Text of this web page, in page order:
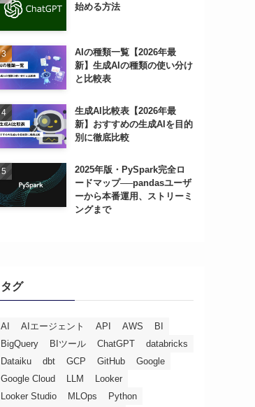
始める方法
AIの種類一覧【2026年最
新】生成AIの種類の使い分け
と比較表
生成AI比較表【2026年最
新】おすすめの生成AIを目的
別に徹底比較
2025年版・PySpark完全ロ
ードマップ──pandasユーザ
ーから本番運用、ストリーミ
ングまで
タグ
AI AIエージェント API AWS
BI
BigQuery
BIツール ChatGPT
databricks
Dataiku
dbt GCP GitHub
Google
Google Cloud
LLM
Looker
Looker Studio
MLOps
Python